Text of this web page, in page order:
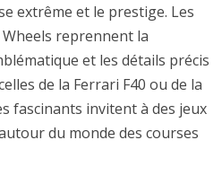
extrême et le prestige. Les
reprennent la
et les détails précis
de la Ferrari F40 ou de la
fascinants invitent à des jeux
du monde des courses